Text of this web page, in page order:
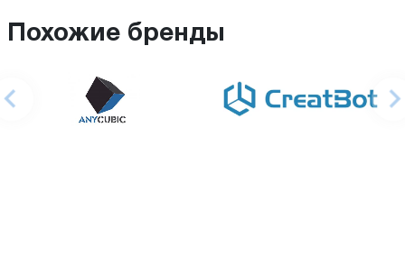
Похожие бренды